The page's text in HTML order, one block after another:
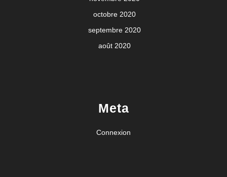
octobre 2020
septembre 2020
août 2020
Meta
Connexion